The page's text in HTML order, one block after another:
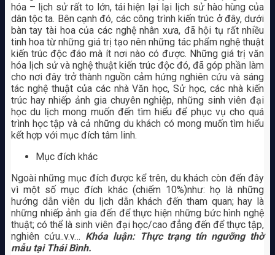
hóa – lịch sử rất to lớn, tái hiện lại lại lịch sử hào hùng của
dân tộc ta. Bên cạnh đó, các công trình kiến trúc ở đây, dưới
bàn tay tài hoa của các nghệ nhân xưa, đã hội tụ rất nhiều
tinh hoa từ những giá trị tạo nên những tác phẩm nghệ thuật
kiến trúc độc đáo mà ít nơi nào có được. Những giá trị văn
hóa lịch sử và nghệ thuật kiến trúc độc đó, đã góp phần làm
cho nơi đây trở thành nguồn cảm hứng nghiên cứu và sáng
tác nghệ thuật của các nhà Văn học, Sử học, các nhà kiến
trúc hay nhiếp ảnh gia chuyên nghiệp, những sinh viên đại
học du lịch mong muốn đến tìm hiểu để phục vụ cho quá
trình học tập và cả những du khách có mong muốn tìm hiểu
kết hợp với mục đích tâm linh.
Mục đích khác
Ngoài những mục đích được kể trên, du khách còn đến đây
vì một số mục đích khác (chiếm 10%)như: họ là những
hướng dẫn viên du lịch dẫn khách đến tham quan; hay là
những nhiếp ảnh gia đến để thực hiện những bức hình nghệ
thuật; có thể là sinh viên đại học/cao đẳng đến để thực tập,
nghiên cứu..v.v… Khóa luận: Thực trạng tín ngưỡng thờ
mẫu tại Thái Bình.